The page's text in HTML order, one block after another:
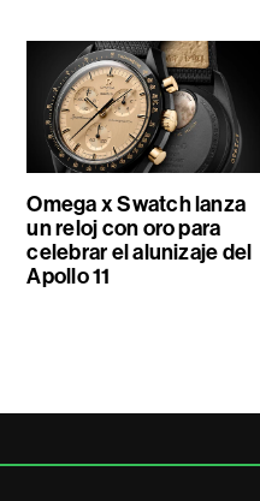
Omega x Swatch lanza
un reloj con oro para
celebrar el alunizaje del
Apollo 11